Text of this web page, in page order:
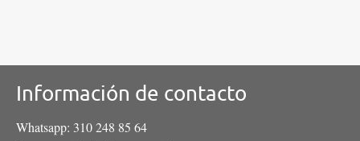
Información de contacto
Whatsapp: 310 248 85 64